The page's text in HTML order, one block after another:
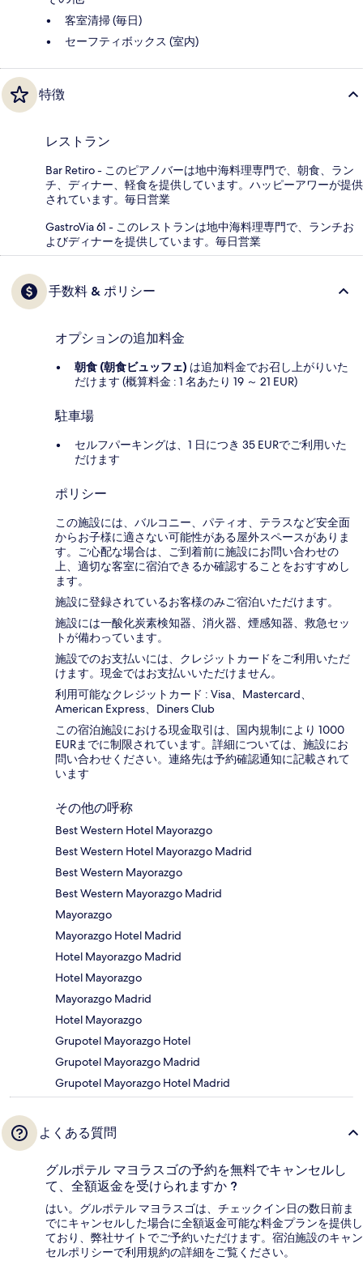
客室清掃 (毎日)
セーフティボックス (室内)
特徴
レストラン
Bar Retiro - このピアノバーは地中海料理専門で、朝食、ラン
チ、ディナー、軽食を提供しています。ハッピーアワーが提供
されています。毎日営業
GastroVia 61 - このレストランは地中海料理専門で、ランチお
よびディナーを提供しています。毎日営業
手数料 & ポリシー
オプションの追加料金
朝食 (朝食ビュッフェ) は追加料金でお召し上がりいた
だけます (概算料金 : 1 名あたり 19 ～ 21 EUR)
駐車場
セルフパーキングは、1 日につき 35 EURでご利用いた
だけます
ポリシー
この施設には、バルコニー、パティオ、テラスなど安全面
からお子様に適さない可能性がある屋外スペースがありま
す。ご心配な場合は、ご到着前に施設にお問い合わせの
上、適切な客室に宿泊できるか確認することをおすすめし
ます。
施設に登録されているお客様のみご宿泊いただけます。
施設には一酸化炭素検知器、消火器、煙感知器、救急セッ
トが備わっています。
施設でのお支払いには、クレジットカードをご利用いただ
けます。現金ではお支払いいただけません。
利用可能なクレジットカード : Visa、Mastercard、
American Express、Diners Club
この宿泊施設における現金取引は、国内規制により 1000
EURまでに制限されています。詳細については、施設にお
問い合わせください。連絡先は予約確認通知に記載されて
います
その他の呼称
Best Western Hotel Mayorazgo
Best Western Hotel Mayorazgo Madrid
Best Western Mayorazgo
Best Western Mayorazgo Madrid
Mayorazgo
Mayorazgo Hotel Madrid
Hotel Mayorazgo Madrid
Hotel Mayorazgo
Mayorazgo Madrid
Hotel Mayorazgo
Grupotel Mayorazgo Hotel
Grupotel Mayorazgo Madrid
Grupotel Mayorazgo Hotel Madrid
よくある質問
グルポテル マヨラスゴの予約を無料でキャンセルし
て、全額返金を受けられますか ?
はい。グルポテル マヨラスゴは、チェックイン日の数日前ま
でにキャンセルした場合に全額返金可能な料金プランを提供し
ており、弊社サイトでご予約いただけます。宿泊施設のキャン
セルポリシーで利用規約の詳細をご覧ください。